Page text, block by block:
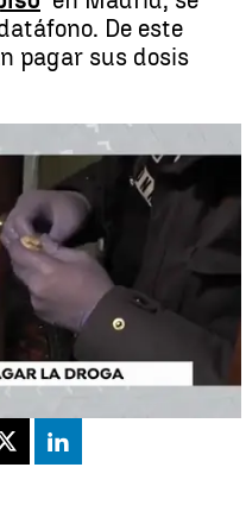
De este
pagar sus dosis
pagar con datáfono, así es el
la Policía |Antena 3
16:01
15:59
X Linkedin